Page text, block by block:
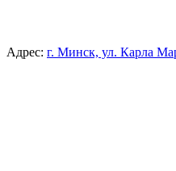
Адрес: г. Минск, ул. Карла